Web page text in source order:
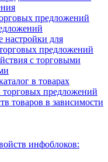
предложений
для
предложений
с торговыми
в товарах
торговых предложений
товаров в зависимости
инфоблоков: